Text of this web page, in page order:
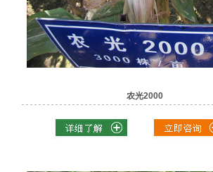
农光2000